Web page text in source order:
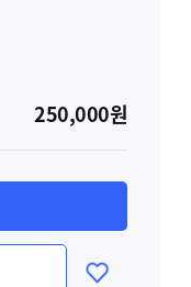
250,000원